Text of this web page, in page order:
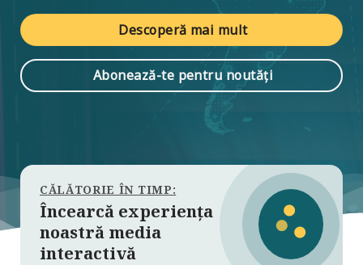
Descoperă mai mult
Abonează-te pentru noutăți
CĂLĂTORIE ÎN TIMP:
Încearcă experiența
noastră media
interactivă